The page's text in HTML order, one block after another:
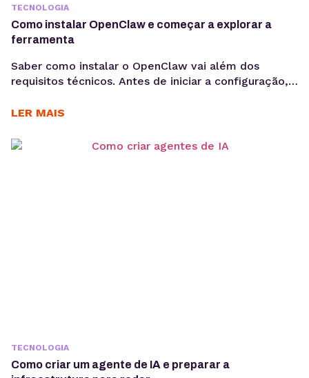
TECNOLOGIA
Como instalar OpenClaw e começar a explorar a
ferramenta
Saber como instalar o OpenClaw vai além dos
requisitos técnicos. Antes de iniciar a configuração,
casos de uso e como a ferramenta pode contribuir
OpenClaw centraliza a criação e operação de
LER MAIS
TECNOLOGIA
Como criar um agente de IA e preparar a